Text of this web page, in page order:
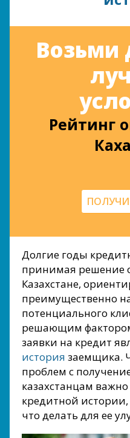
Возьми
Рейтинг
Долгие годы
принимая решение
Казахстане,
преимущественно
потенциального
решающим
заявки на кредит
история заемщика.
проблем с
казахстанцам
кредитной истории,
что делать для ее